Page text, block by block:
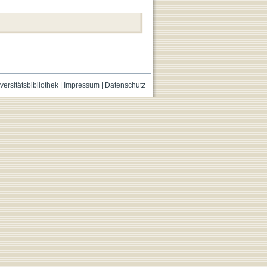
| Impressum| Datenschutz